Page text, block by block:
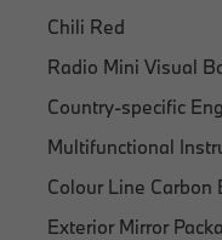
Chili Red
Radio Mini Visual
Country-specific
Multifunctional
Colour Line Carbon
Exterior Mirror